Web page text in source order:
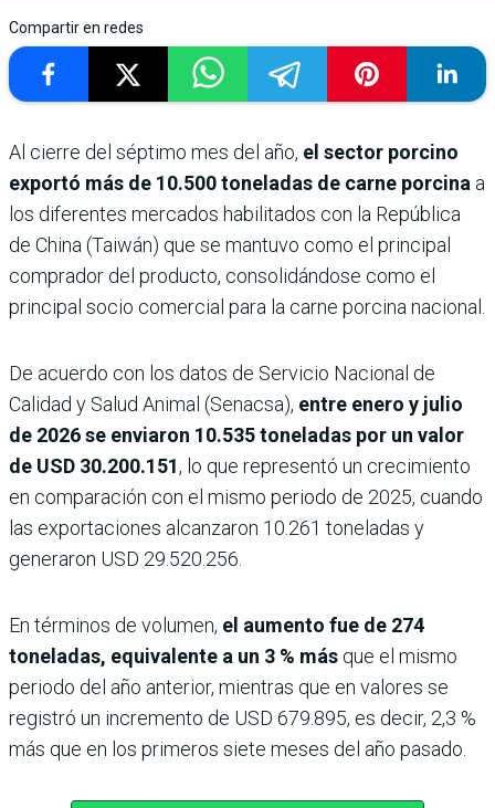
Compartir en redes
Al cierre del séptimo mes del año, el sector porcino
exportó más de 10.500 toneladas de carne porcina a
los diferentes mercados habilitados con la República
de China (Taiwán) que se mantuvo como el principal
comprador del producto, consolidándose como el
principal socio comercial para la carne porcina nacional.
De acuerdo con los datos de Servicio Nacional de
Calidad y Salud Animal (Senacsa), entre enero y julio
de 2026 se enviaron 10.535 toneladas por un valor
de USD 30.200.151, lo que representó un crecimiento
en comparación con el mismo periodo de 2025, cuando
las exportaciones alcanzaron 10.261 toneladas y
generaron USD 29.520.256.
En términos de volumen, el aumento fue de 274
toneladas, equivalente a un 3 % más que el mismo
periodo del año anterior, mientras que en valores se
registró un incremento de USD 679.895, es decir, 2,3 %
más que en los primeros siete meses del año pasado.